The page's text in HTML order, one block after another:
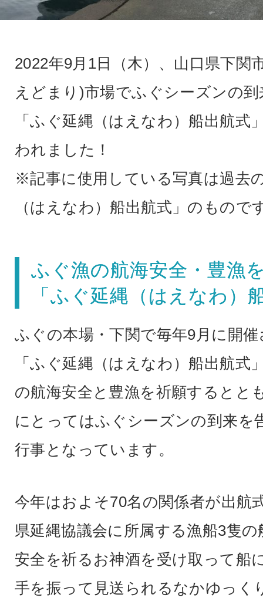
2022年9月1日（木）、山口県下関
えどまり)市場でふぐシーズンの
「ふぐ延縄（はえなわ）船出航式
われました！
※記事に使用している写真は過去
（はえなわ）船出航式」のもので
ふぐ漁の航海安全・豊漁
「ふぐ延縄（はえなわ）
ふぐの本場・下関で毎年9月に開
「ふぐ延縄（はえなわ）船出航式
の航海安全と豊漁を祈願するとと
にとってはふぐシーズンの到来を
行事となっています。
今年はおよそ70名の関係者が出航
県延縄協議会に所属する漁船3隻
安全を祈るお神酒を受け取って船
手を振って見送られるなかゆっく